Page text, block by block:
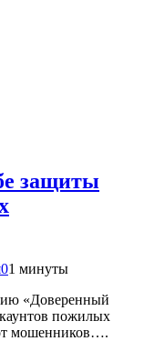
защиты
01 минуты
«Доверенный
пожилых
мошенников….